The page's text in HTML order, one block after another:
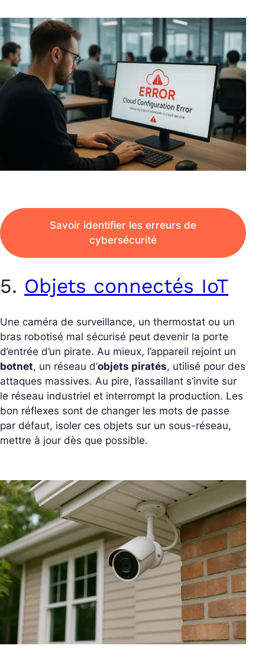
Savoir identifier les erreurs de
cybersécurité
5. Objets connectés IoT
Une caméra de surveillance, un thermostat ou un
bras robotisé mal sécurisé peut devenir la porte
d’entrée d’un pirate. Au mieux, l’appareil rejoint un
botnet, un réseau d’objets piratés, utilisé pour des
attaques massives. Au pire, l’assaillant s’invite sur
le réseau industriel et interrompt la production. Les
bon réflexes sont de changer les mots de passe
par défaut, isoler ces objets sur un sous-réseau,
mettre à jour dès que possible.